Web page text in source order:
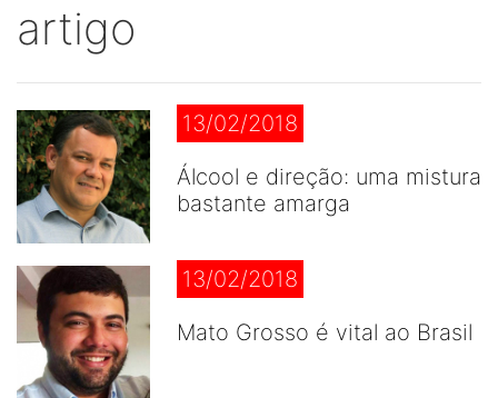
artigo
13/02/2018
Álcool e direção: uma mistura
bastante amarga
13/02/2018
Mato Grosso é vital ao Brasil